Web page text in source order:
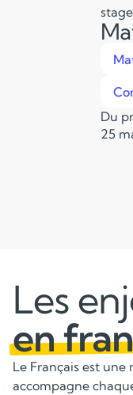
Du
25
Les
en
Le Français est
accompagne